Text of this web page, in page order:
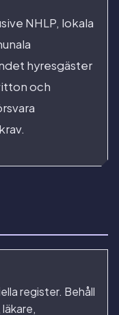
NHLP, lokala
hyresgäster
och
register. Behåll